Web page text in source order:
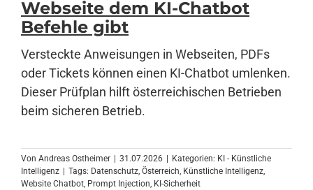
Webseite dem KI-Chatbot
Befehle gibt
Versteckte Anweisungen in Webseiten, PDFs
oder Tickets können einen KI-Chatbot umlenken.
Dieser Prüfplan hilft österreichischen Betrieben
beim sicheren Betrieb.
Von Andreas Ostheimer 31.07.2026 Kategorien: KI - Künstliche
Intelligenz
Tags: Datenschutz, Österreich, Künstliche Intelligenz,
Website Chatbot, Prompt Injection, KI-Sicherheit